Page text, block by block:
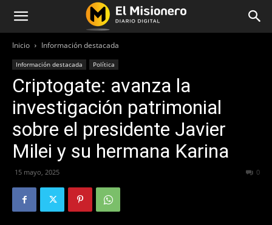
Inicio Información destacada
Información destacada Política
Criptogate: avanza la
investigación patrimonial
sobre el presidente Javier
Milei y su hermana Karina
15 mayo, 2025 0